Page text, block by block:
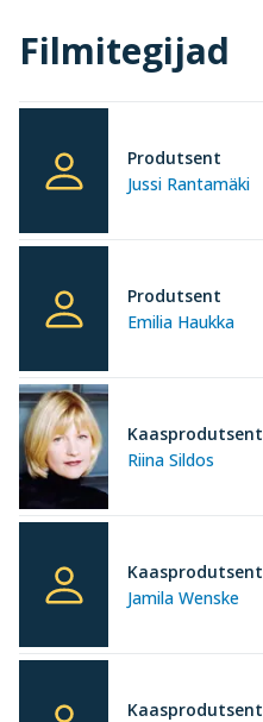
Filmitegijad
Jussi Rantamäki
Produtsent
Emilia Haukka
Produtsent
Riina Sildos
Kaasprodutsent
Jamila Wenske
Kaasprodutsent
Kaasprodutsent